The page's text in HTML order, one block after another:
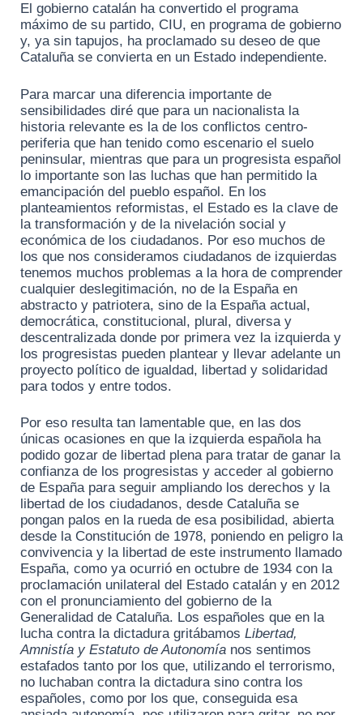
El gobierno catalán ha convertido el programa
máximo de su partido, CIU, en programa de gobierno
y, ya sin tapujos, ha proclamado su deseo de que
Cataluña se convierta en un Estado independiente.
Para marcar una diferencia importante de
sensibilidades diré que para un nacionalista la
historia relevante es la de los conflictos centro-
periferia que han tenido como escenario el suelo
peninsular, mientras que para un progresista español
lo importante son las luchas que han permitido la
emancipación del pueblo español. En los
planteamientos reformistas, el Estado es la clave de
la transformación y de la nivelación social y
económica de los ciudadanos. Por eso muchos de
los que nos consideramos ciudadanos de izquierdas
tenemos muchos problemas a la hora de comprender
cualquier deslegitimación, no de la España en
abstracto y patriotera, sino de la España actual,
democrática, constitucional, plural, diversa y
descentralizada donde por primera vez la izquierda y
los progresistas pueden plantear y llevar adelante un
proyecto político de igualdad, libertad y solidaridad
para todos y entre todos.
Por eso resulta tan lamentable que, en las dos
únicas ocasiones en que la izquierda española ha
podido gozar de libertad plena para tratar de ganar la
confianza de los progresistas y acceder al gobierno
de España para seguir ampliando los derechos y la
libertad de los ciudadanos, desde Cataluña se
pongan palos en la rueda de esa posibilidad, abierta
desde la Constitución de 1978, poniendo en peligro la
convivencia y la libertad de este instrumento llamado
España, como ya ocurrió en octubre de 1934 con la
proclamación unilateral del Estado catalán y en 2012
con el pronunciamiento del gobierno de la
Generalidad de Cataluña. Los españoles que en la
lucha contra la dictadura gritábamos Libertad,
Amnistía y Estatuto de Autonomía nos sentimos
estafados tanto por los que, utilizando el terrorismo,
no luchaban contra la dictadura sino contra los
españoles, como por los que, conseguida esa